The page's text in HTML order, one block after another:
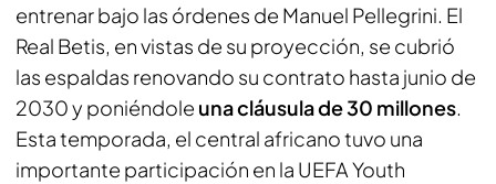
entrenar bajo las órdenes de Manuel Pellegrini. El
Real Betis, en vistas de su proyección, se cubrió
las espaldas renovando su contrato hasta junio de
2030 y poniéndole una cláusula de 30 millones.
Esta temporada, el central africano tuvo una
importante participación en la UEFA Youth